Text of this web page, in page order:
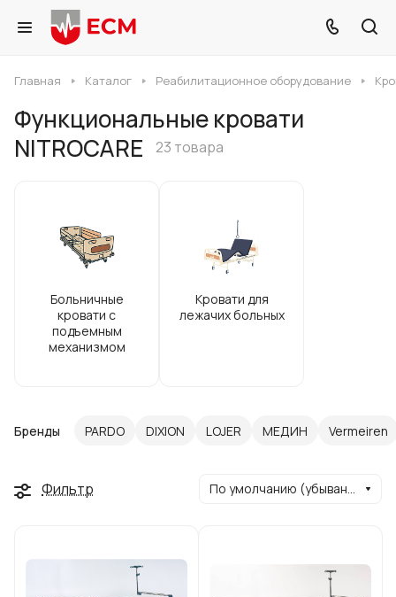
Главная Каталог Реабилитационное оборудование
Функциональные кровати
NITROCARE
23 товара
Больничные
кровати с
подъемным
механизмом
Кровати для
лежачих больных
Бренды PARDO DIXION LOJER МЕДИН Vermeiren
Фильтр По умолчанию (убывание)